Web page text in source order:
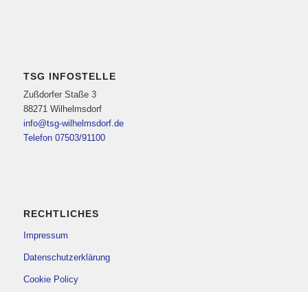
TSG INFOSTELLE
Zußdorfer Staße 3
88271 Wilhelmsdorf
info@tsg-wilhelmsdorf.de
Telefon 07503/91100
RECHTLICHES
Impressum
Datenschutzerklärung
Cookie Policy